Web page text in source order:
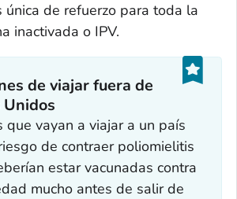
única de refuerzo para toda la
inactivada o IPV.
de viajar fuera de
Unidos
que vayan a viajar a un país
de contraer poliomielitis
estar vacunadas contra
mucho antes de salir de